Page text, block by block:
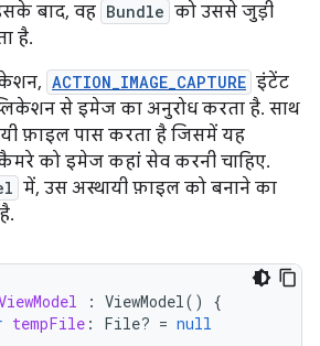
बाद, वह Bundle को उससे जुड़ी
है.
ACTION_IMAGE_CAPTURE इंटेंट
से इमेज का अनुरोध करता है. साथ
फ़ाइल पास करता है जिसमें यह
कैमरे को इमेज कहां सेव करनी चाहिए.
में, उस अस्थायी फ़ाइल को बनाने का
: ViewModel()
{
tempFile : File? = null